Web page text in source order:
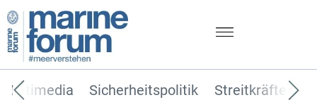
Sicherheitspolitik Streitkräfte
Multimedia